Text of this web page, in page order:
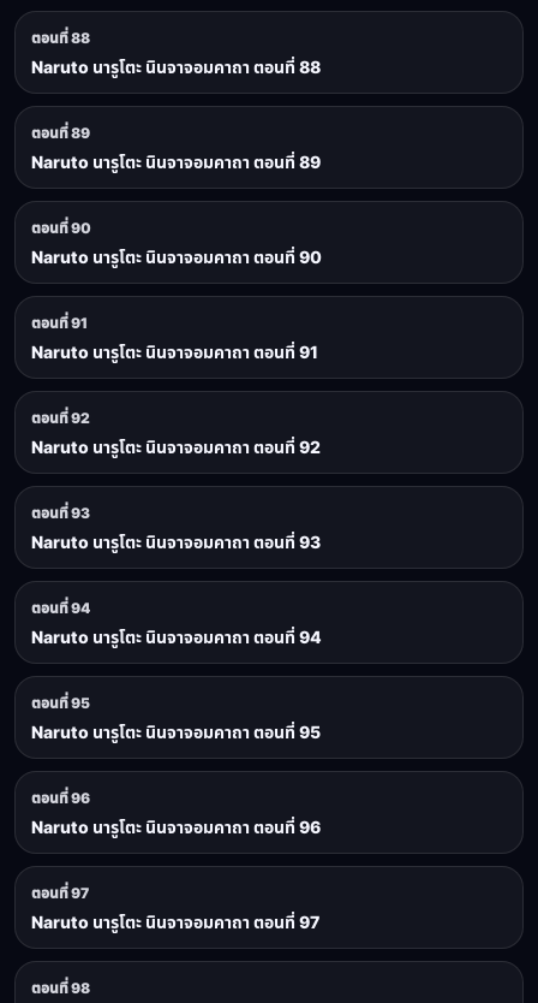
ตอนที่ 88
Naruto นารูโตะ นินจาจอมคาถา ตอนที่ 88
ตอนที่ 89
Naruto นารูโตะ นินจาจอมคาถา ตอนที่ 89
ตอนที่ 90
Naruto นารูโตะ นินจาจอมคาถา ตอนที่ 90
ตอนที่ 91
Naruto นารูโตะ นินจาจอมคาถา ตอนที่ 91
ตอนที่ 92
Naruto นารูโตะ นินจาจอมคาถา ตอนที่ 92
ตอนที่ 93
Naruto นารูโตะ นินจาจอมคาถา ตอนที่ 93
ตอนที่ 94
Naruto นารูโตะ นินจาจอมคาถา ตอนที่ 94
ตอนที่ 95
Naruto นารูโตะ นินจาจอมคาถา ตอนที่ 95
ตอนที่ 96
Naruto นารูโตะ นินจาจอมคาถา ตอนที่ 96
ตอนที่ 97
Naruto นารูโตะ นินจาจอมคาถา ตอนที่ 97
ตอนที่ 98